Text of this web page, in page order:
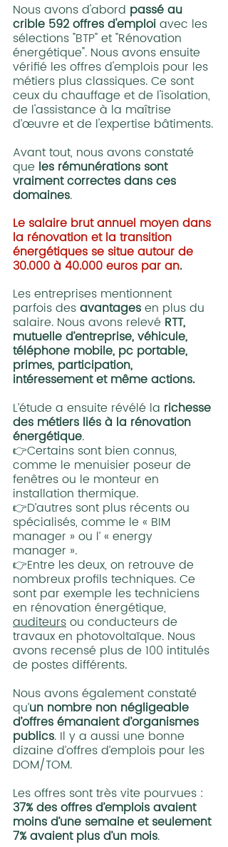
Nous avons d'abord passé au
crible 592 offres d'emploi avec les
sélections "BTP" et "Rénovation
énergétique". Nous avons ensuite
vérifié les offres d'emplois pour les
métiers plus classiques. Ce sont
ceux du chauffage et de l'isolation,
de l'assistance à la maîtrise
d’œuvre et de l'expertise bâtiments.
Avant tout, nous avons constaté
que les rémunérations sont
vraiment correctes dans ces
domaines.
Le salaire brut annuel moyen dans
la rénovation et la transition
énergétiques se situe autour de
30.000 à 40.000 euros par an.
Les entreprises mentionnent
parfois des avantages en plus du
salaire. Nous avons relevé RTT,
mutuelle d’entreprise, véhicule,
téléphone mobile, pc portable,
primes, participation,
intéressement et même actions.
L’étude a ensuite révélé la richesse
des métiers liés à la rénovation
énergétique.
👉Certains sont bien connus,
comme le menuisier poseur de
fenêtres ou le monteur en
installation thermique.
👉D’autres sont plus récents ou
spécialisés, comme le « BIM
manager » ou l’ « energy
manager ».
👉Entre les deux, on retrouve de
nombreux profils techniques. Ce
sont par exemple les techniciens
en rénovation énergétique,
auditeurs ou conducteurs de
travaux en photovoltaïque. Nous
avons recensé plus de 100 intitulés
de postes différents.
Nous avons également constaté
qu’un nombre non négligeable
d’offres émanaient d’organismes
publics. Il y a aussi une bonne
dizaine d’offres d’emplois pour les
DOM/TOM.
Les offres sont très vite pourvues :
37% des offres d’emplois avaient
moins d’une semaine et seulement
7% avaient plus d’un mois.